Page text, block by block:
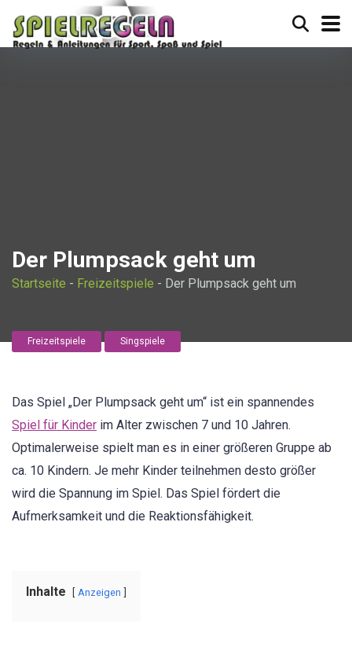
Der Plumpsack geht um
Startseite - Freizeitspiele - Der Plumpsack geht um
Freizeitspiele Singspiele
Das Spiel „Der Plumpsack geht um“ ist ein spannendes
Spiel für Kinder im Alter zwischen 7 und 10 Jahren.
Optimalerweise spielt man es in einer größeren Gruppe ab
ca. 10 Kindern. Je mehr Kinder teilnehmen desto größer
wird die Spannung im Spiel. Das Spiel fördert die
Aufmerksamkeit und die Reaktionsfähigkeit.
Inhalte Anzeigen